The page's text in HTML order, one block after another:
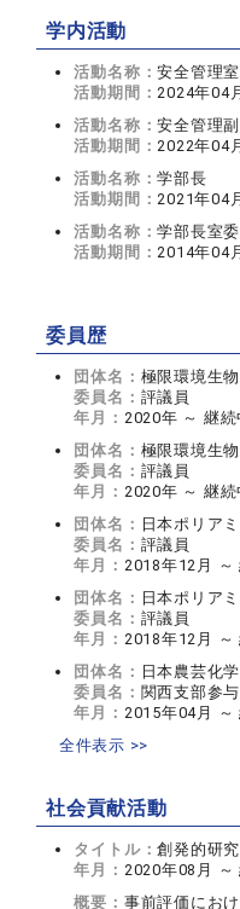
学内活動
活動名称：安全管理
活動期間：2024年04
活動名称：安全管理
活動期間：2022年04
活動名称：学部長
活動期間：2021年04
活動名称：学部長室
活動期間：2014年04
委員歴
団体名： 極限環境生
委員名： 評議員
年月： 2020年 ～ 継続
団体名： 極限環境生
委員名： 評議員
年月： 2020年 ～ 継続
団体名： 日本ポリア
委員名： 評議員
年月： 2018年12月 ～
団体名： 日本ポリア
委員名： 評議員
年月： 2018年12月 ～
団体名： 日本農芸化
委員名： 関西支部参与
年月： 2015年04月 ～
全件表示 >>
社会貢献活動
タイトル：創発的研
年月： 2020年08月 ～
概要： 事前評価にお